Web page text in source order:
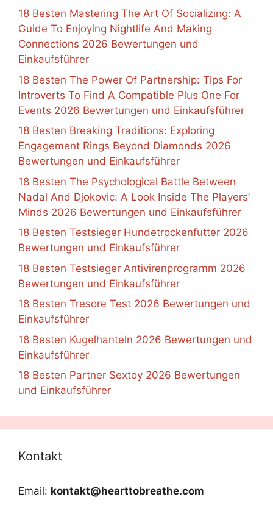
18 Besten Mastering The Art Of Socializing: A
Guide To Enjoying Nightlife And Making
Connections 2026 Bewertungen und
Einkaufsführer
18 Besten The Power Of Partnership: Tips For
Introverts To Find A Compatible Plus One For
Events 2026 Bewertungen und Einkaufsführer
18 Besten Breaking Traditions: Exploring
Engagement Rings Beyond Diamonds 2026
Bewertungen und Einkaufsführer
18 Besten The Psychological Battle Between
Nadal And Djokovic: A Look Inside The Players’
Minds 2026 Bewertungen und Einkaufsführer
18 Besten Testsieger Hundetrockenfutter 2026
Bewertungen und Einkaufsführer
18 Besten Testsieger Antivirenprogramm 2026
Bewertungen und Einkaufsführer
18 Besten Tresore Test 2026 Bewertungen und
Einkaufsführer
18 Besten Kugelhanteln 2026 Bewertungen und
Einkaufsführer
18 Besten Partner Sextoy 2026 Bewertungen
und Einkaufsführer
Kontakt
Email: kontakt@hearttobreathe.com